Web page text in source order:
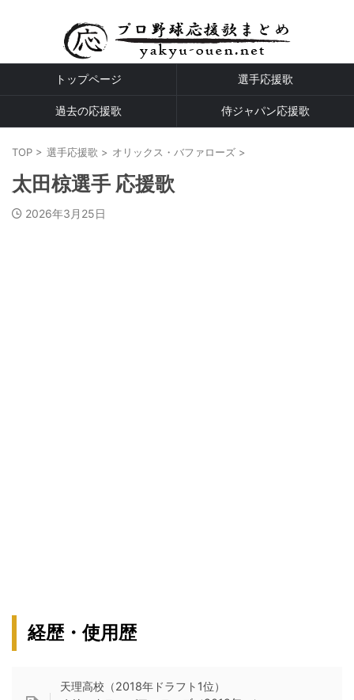
トップページ 選手応援歌
過去の応援歌 侍ジャパン応援歌
TOP > 選手応援歌 > オリックス・バファローズ >
太田椋選手 応援歌
2026年3月25日
経歴・使用歴
天理高校（2018年ドラフト1位）